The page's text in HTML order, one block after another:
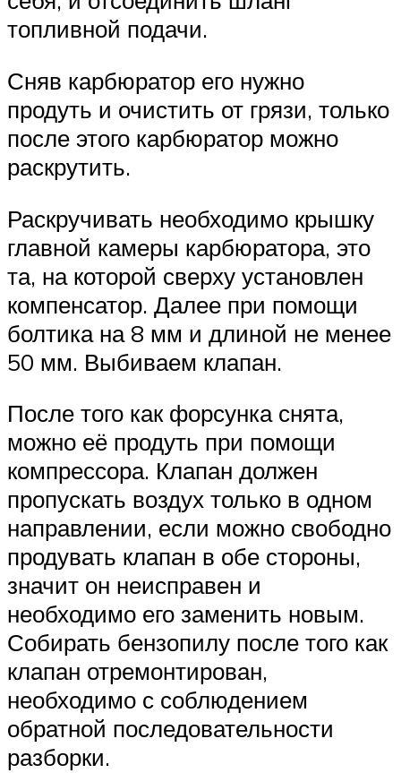
топливной подачи.
Сняв карбюратор его нужно
продуть и очистить от грязи, только
после этого карбюратор можно
раскрутить.
Раскручивать необходимо крышку
главной камеры карбюратора, это
та, на которой сверху установлен
компенсатор. Далее при помощи
болтика на 8 мм и длиной не менее
50 мм. Выбиваем клапан.
После того как форсунка снята,
можно её продуть при помощи
компрессора. Клапан должен
пропускать воздух только в одном
направлении, если можно свободно
продувать клапан в обе стороны,
значит он неисправен и
необходимо его заменить новым.
Собирать бензопилу после того как
клапан отремонтирован,
необходимо с соблюдением
обратной последовательности
разборки.